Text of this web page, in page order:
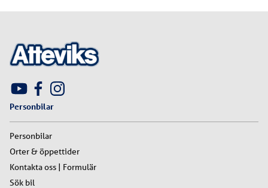
Personbilar
Personbilar
Orter & öppettider
Kontakta oss | Formulär
Sök bil